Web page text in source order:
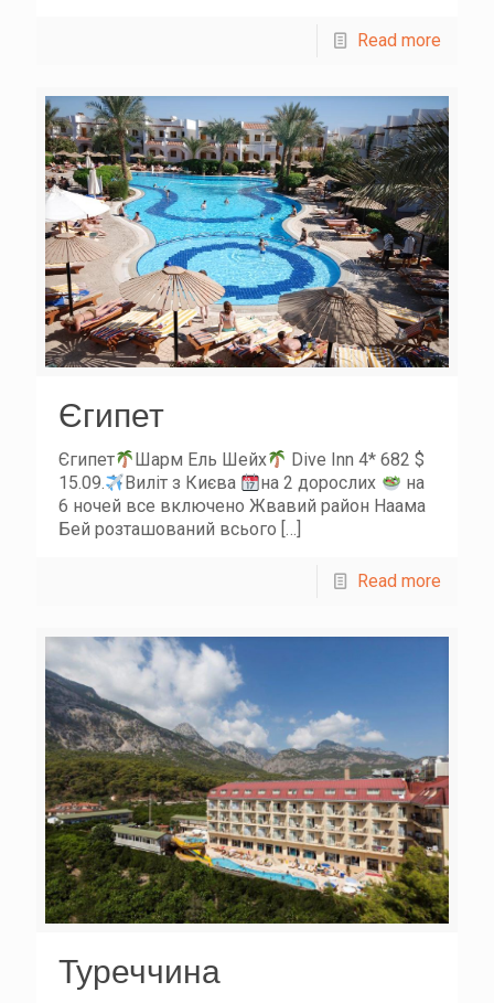
Read more
Єгипет
Єгипет Шарм Ель Шейх
Dive Inn 4* 682 $
15.09.
Виліт з Києва на 2 дорослих
на
6 ночей все включено Жвавий район Наама
Бей розташований всього […]
Read more
Туреччина